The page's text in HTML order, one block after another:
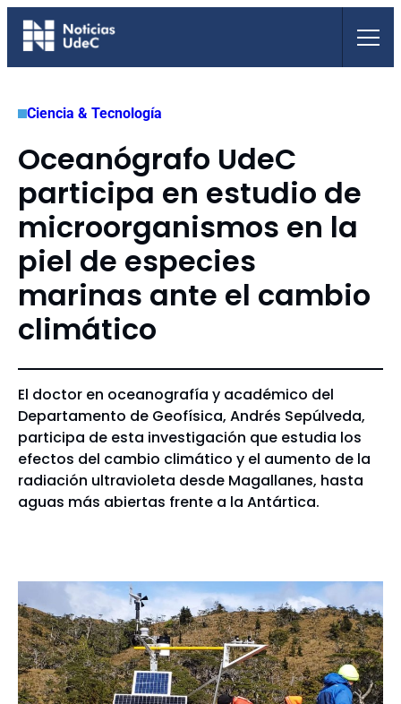
Saltar
Ciencia & Tecnología
Oceanógrafo UdeC
participa en estudio de
microorganismos en la
piel de especies
marinas ante el cambio
climático
El doctor en oceanografía y académico del
Departamento de Geofísica, Andrés Sepúlveda,
participa de esta investigación que estudia los
efectos del cambio climático y el aumento de la
radiación ultravioleta desde Magallanes, hasta
aguas más abiertas frente a la Antártica.